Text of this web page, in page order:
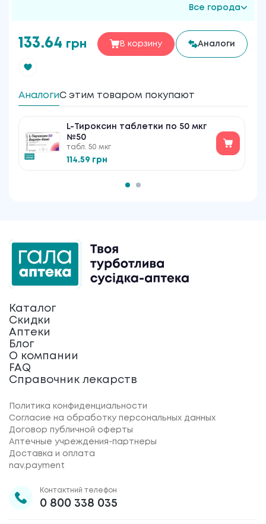
Все города
133.64 грн В корзину Аналоги
АналогиС этим товаром покупают
L-Тироксин таблетки по 50 мкг
№50
табл. 50 мкг
114.59 грн
Каталог
Скидки
Аптеки
Блог
О компании
FAQ
Справочник лекарств
Политика конфиденциальности
Согласие на обработку персональных данных
Договор публичной оферты
Аптечные учреждения-партнеры
Доставка и оплата
nav.payment
Контактний телефон
0 800 338 035